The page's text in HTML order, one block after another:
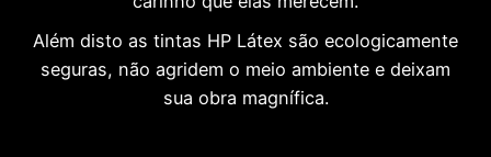
Além disto as tintas HP Látex são ecologicamente
seguras, não agridem o meio ambiente e deixam
sua obra magnífica.